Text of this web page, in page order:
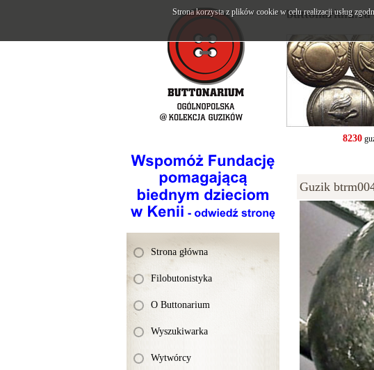
Strona główna
Filobutonistyka
O Buttonarium
Wyszukiwarka
Wytwórcy
buttonarium.eu
8230
Guzik
Strona korzysta z plików cookie w celu realizacji usług